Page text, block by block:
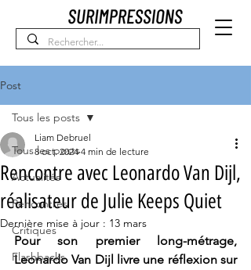
Post
Tous les posts
Actualités
Rencontres
Critiques
Flashbacks
Tous les posts
Rencontre avec Leonardo Van Dijl,
réalisateur de Julie Keeps Quiet
Liam Debruel
8 oct. 2024 4 min de lecture
Dernière mise à jour : 13 mars
Pour son premier long-métrage,
Leonardo Van Dijl livre une réflexion sur